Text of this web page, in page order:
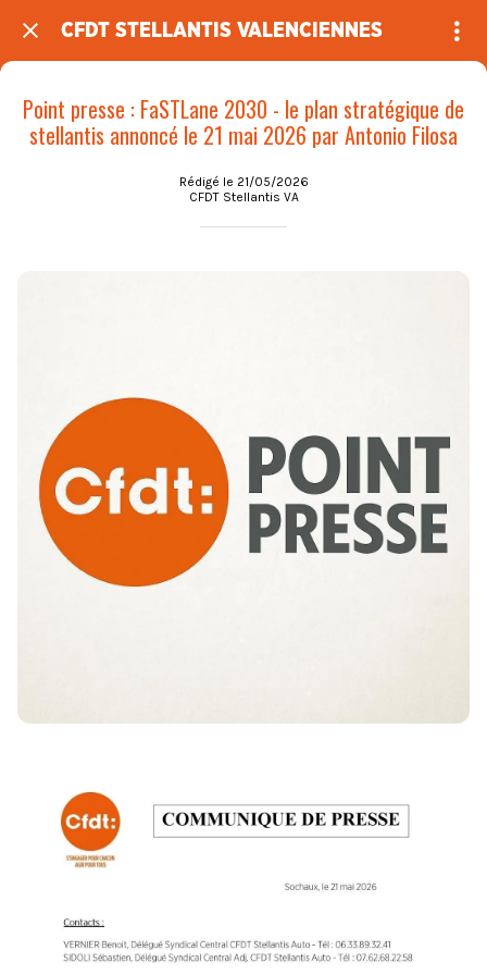
CFDT STELLANTIS VALENCIENNES
Point presse : FaSTLane 2030 - le plan stratégique de
stellantis annoncé le 21 mai 2026 par Antonio Filosa
Rédigé le 21/05/2026
CFDT Stellantis VA